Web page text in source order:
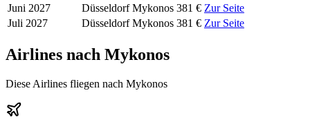
Juni 2027
Düsseldorf Mykonos 381 € Zur Seite
Juli 2027
Düsseldorf Mykonos 381 € Zur Seite
Airlines nach Mykonos
Diese Airlines fliegen nach Mykonos